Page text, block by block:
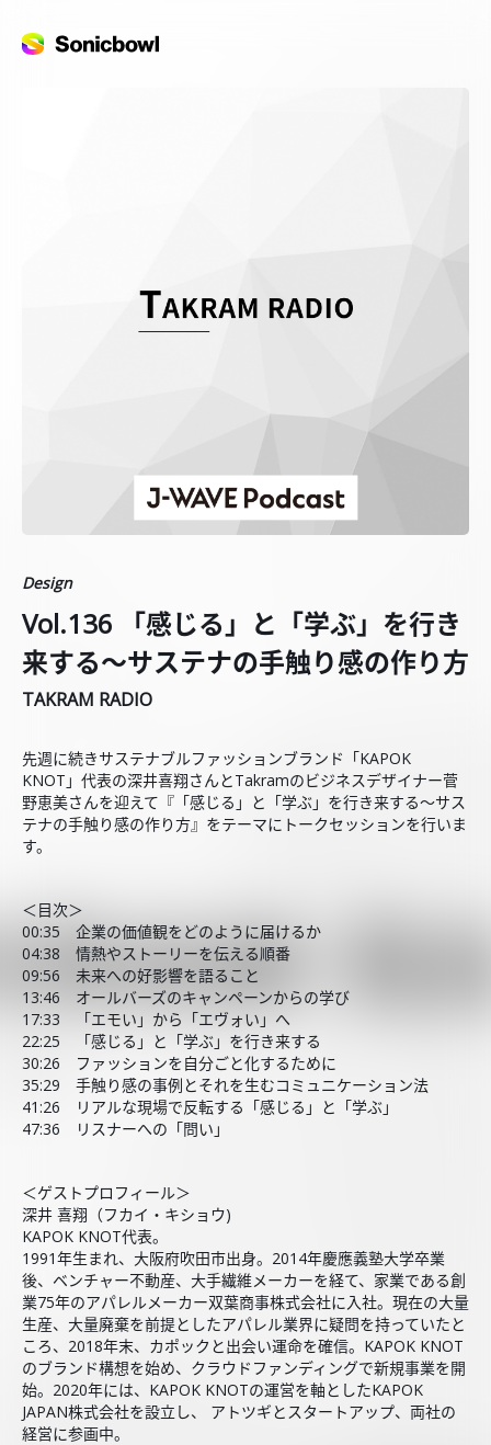
Design
Vol.136 「感じる」と「学ぶ」を行き
来する～サステナの手触り感の作り方
TAKRAM RADIO
先週に続きサステナブルファッションブランド「KAPOK
KNOT」代表の深井喜翔さんとTakramのビジネスデザイナー菅
野恵美さんを迎えて『「感じる」と「学ぶ」を行き来する～サス
テナの手触り感の作り方』をテーマにトークセッションを行いま
す。
＜目次＞
00:35 企業の価値観をどのように届けるか
04:38 情熱やストーリーを伝える順番
09:56 未来への好影響を語ること
13:46 オールバーズのキャンペーンからの学び
17:33 「エモい」から「エヴォい」へ
22:25 「感じる」と「学ぶ」を行き来する
30:26 ファッションを自分ごと化するために
35:29 手触り感の事例とそれを生むコミュニケーション法
41:26 リアルな現場で反転する「感じる」と「学ぶ」
47:36 リスナーへの「問い」
＜ゲストプロフィール＞
深井 喜翔（フカイ・キショウ)
KAPOK KNOT代表。
1991年生まれ、大阪府吹田市出身。2014年慶應義塾大学卒業
後、ベンチャー不動産、大手繊維メーカーを経て、家業である創
業75年のアパレルメーカー双葉商事株式会社に入社。現在の大量
生産、大量廃棄を前提としたアパレル業界に疑問を持っていたと
ころ、2018年末、カポックと出会い運命を確信。KAPOK KNOT
のブランド構想を始め、クラウドファンディングで新規事業を開
始。2020年には、KAPOK KNOTの運営を軸としたKAPOK
JAPAN株式会社を設立し、 アトツギとスタートアップ、両社の
経営に参画中。